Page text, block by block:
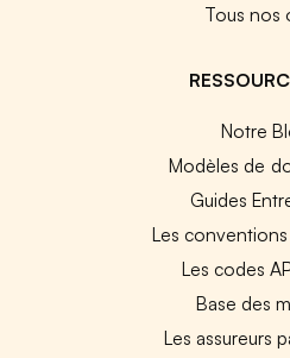
Tous nos
Notre
Modèles de
Guides
Les
Les codes
Base des
Les assureurs